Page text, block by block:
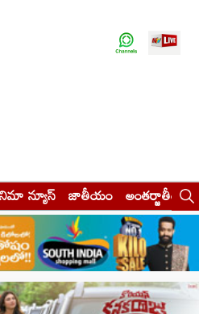
న్యూస్ జాతీయం అంతర్జాతీయం